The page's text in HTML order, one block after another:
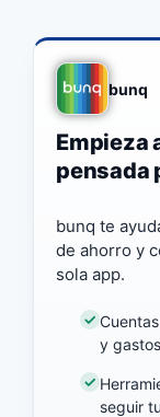
bunq
Empieza
pensada
bunq te
de ahorro y
sola app.
y
seguir